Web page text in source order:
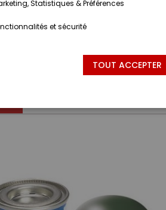
Statistiques & Préférences
et sécurité
TOUT ACCEPTER